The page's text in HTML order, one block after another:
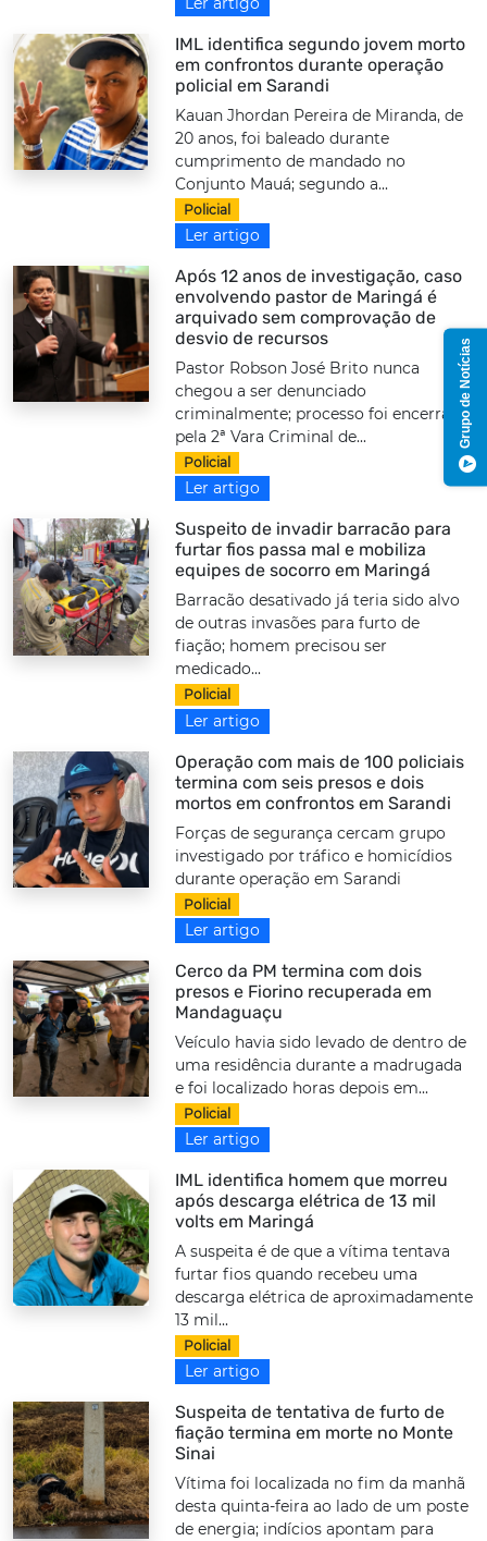
IML identifica segundo jovem morto
em confrontos durante operação
policial em Sarandi
Kauan Jhordan Pereira de Miranda, de
20 anos, foi baleado durante
cumprimento de mandado no
Conjunto Mauá; segundo a...
Policial
Ler artigo
Após 12 anos de investigação, caso
envolvendo pastor de Maringá é
arquivado sem comprovação de
desvio de recursos
Pastor Robson José Brito nunca
chegou a ser denunciado
criminalmente; processo foi encerrado
pela 2ª Vara Criminal de...
Policial
Ler artigo
Suspeito de invadir barracão para
furtar fios passa mal e mobiliza
equipes de socorro em Maringá
Barracão desativado já teria sido alvo
de outras invasões para furto de
fiação; homem precisou ser
medicado...
Policial
Ler artigo
Operação com mais de 100 policiais
termina com seis presos e dois
mortos em confrontos em Sarandi
Forças de segurança cercam grupo
investigado por tráfico e homicídios
durante operação em Sarandi
Policial
Ler artigo
Cerco da PM termina com dois
presos e Fiorino recuperada em
Mandaguaçu
Veículo havia sido levado de dentro de
uma residência durante a madrugada
e foi localizado horas depois em...
Policial
Ler artigo
IML identifica homem que morreu
após descarga elétrica de 13 mil
volts em Maringá
A suspeita é de que a vítima tentava
furtar fios quando recebeu uma
descarga elétrica de aproximadamente
13 mil...
Policial
Ler artigo
Suspeita de tentativa de furto de
fiação termina em morte no Monte
Sinai
Vítima foi localizada no fim da manhã
desta quinta-feira ao lado de um poste
de energia; indícios apontam para
Grupo de Notícias